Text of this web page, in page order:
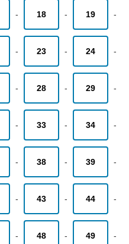
- 18 - 19 -
- 23 - 24 -
- 28 - 29 -
- 33 - 34 -
- 38 - 39 -
- 43 - 44 -
- 48 - 49 -